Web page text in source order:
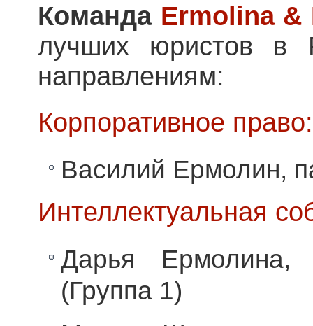
Команда Ermolina &
лучших юристов в
направлениям:
Корпоративное право:
Василий Ермолин,
Интеллектуальная
Дарья Ермолина,
(Группа 1)